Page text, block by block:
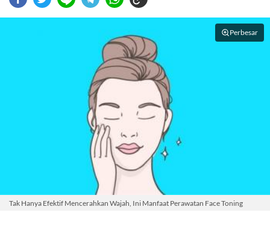
Perbesar
Tak Hanya Efektif Mencerahkan Wajah, Ini Manfaat Perawatan Face Toning